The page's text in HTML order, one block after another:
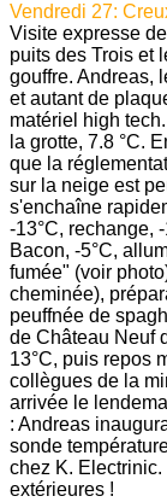
Vendredi 27:
Visite expresse
puits des Trois et
gouffre. Andreas,
et autant de
matériel high
la grotte, 7.8 °C.
que la
sur la neige est
s'enchaîne
-13°C, rechange,
Bacon, -5°C,
fumée" (voir
cheminée),
peuffnée de
de Château Neuf
13°C, puis repos
collègues de la
arrivée le
: Andreas
sonde
chez K.
extérieures !